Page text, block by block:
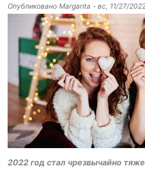
Опубликовано Margarita - вс, 11/27/
2022 год стал чрезвычайно